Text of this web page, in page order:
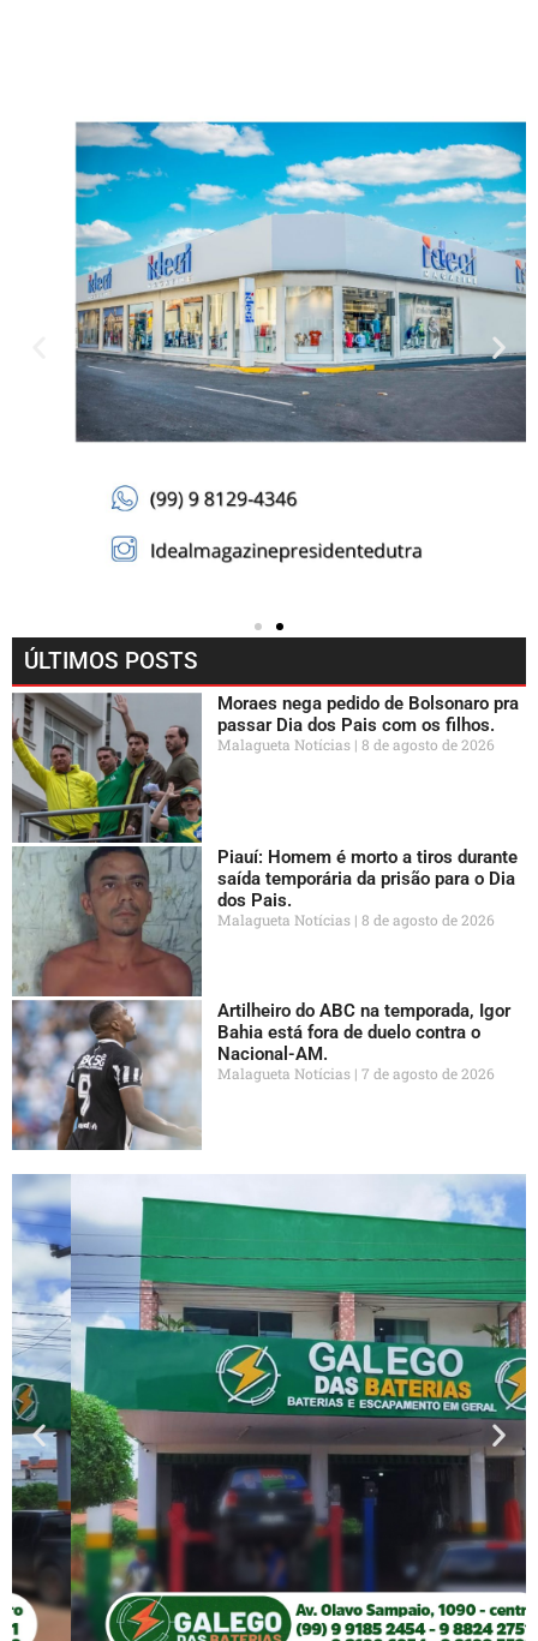
ÚLTIMOS POSTS
Moraes nega pedido de Bolsonaro pra
passar Dia dos Pais com os filhos.
Malagueta Notícias 8 de agosto de 2026
Piauí: Homem é morto a tiros durante
saída temporária da prisão para o Dia
dos Pais.
Malagueta Notícias 8 de agosto de 2026
Artilheiro do ABC na temporada, Igor
Bahia está fora de duelo contra o
Nacional-AM.
Malagueta Notícias 7 de agosto de 2026